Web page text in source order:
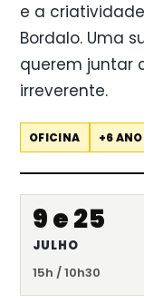
e a
Bordalo. Uma
querem juntar
irreverente.
OFICINA +6
9 e 25
JULHO
15h / 10h30